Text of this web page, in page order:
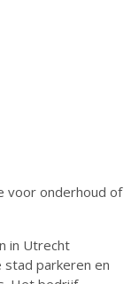
voor onderhoud of
in Utrecht
stad parkeren en